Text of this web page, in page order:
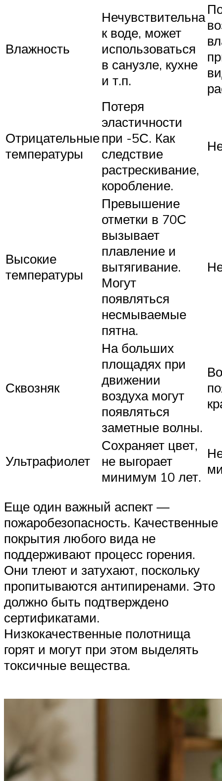
Влажность
Нечувствительна
к воде, может
использоваться
в санузле, кухне
и т.п.
Отрицательные
температуры
Потеря
эластичности
при -5С. Как
следствие
растрескивание,
коробление.
Высокие
температуры
Превышение
отметки в 70С
вызывает
плавление и
вытягивание.
Могут
появляться
несмываемые
пятна.
Сквозняк
На больших
площадях при
движении
воздуха могут
появляться
заметные волны.
Ультрафиолет
Сохраняет цвет,
не выгорает
минимум 10 лет.
Еще один важный аспект —
пожаробезопасность. Качественные
покрытия любого вида не
поддерживают процесс горения.
Они тлеют и затухают, поскольку
пропитываются антипиренами. Это
должно быть подтверждено
сертификатами.
Низкокачественные полотнища
горят и могут при этом выделять
токсичные вещества.